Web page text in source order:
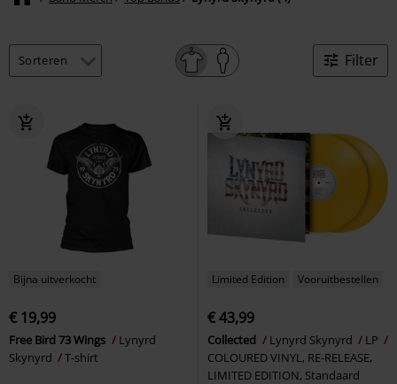
Filter
Bijna uitverkocht
€ 19,99
Free Bird 73 Wings
Lynyrd
Skynyrd
T-shirt
Limited Edition Vooruitbestellen
€ 43,99
Collected Lynyrd Skynyrd
LP
COLOURED VINYL, RE-RELEASE,
LIMITED EDITION, Standaard